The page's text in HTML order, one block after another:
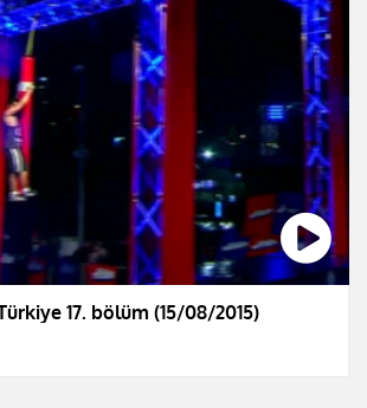
17. bölüm (15/08/2015)